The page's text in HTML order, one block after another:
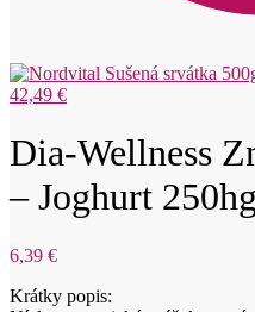
42,49 €
Dia-Wellness
– Joghurt 250hg
6,39 €
Krátky popis: